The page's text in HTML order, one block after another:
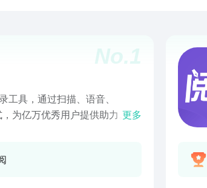
No.1
工具，通过扫描、语音、
为亿万优秀用户提供助力。AI
程图和白板，化繁为简，提升
更多